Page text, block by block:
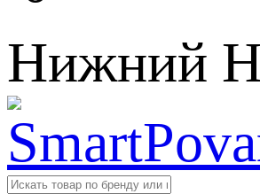
Нижний